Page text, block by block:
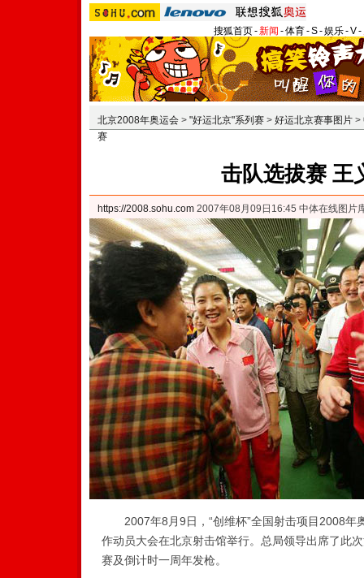
搜狐首页-新闻 -体育-S-娱乐-V-
北京2008年奥运会 > "好运北京"系列赛 > 好运北京赛事图片 >
赛
击队选拔赛 王
https://2008.sohu.com 2007年08月09日16:45 中体在线图片
2007年8月9日，“创维杯”全国射击项目2008年
作动员大会在北京射击馆举行。总局领导出席了此
赛及倒计时一周年发枪。